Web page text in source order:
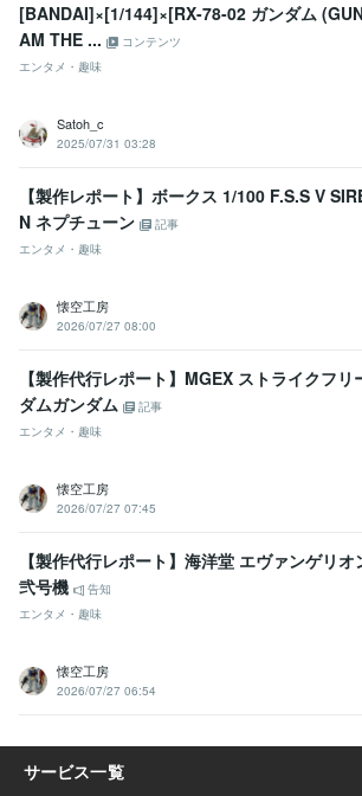
[BANDAI]×[1/144]×[RX-78-02 ガンダム
AM THE ...
コンテンツ
エンタメ・趣味
Satoh_c
2025/07/31 03:28
【製作レポート】ボークス 1/100 F.S.S V
N ネプチューン
記事
エンタメ・趣味
懐空工房
2026/07/27 08:00
【製作代行レポート】MGEX ストライクフリ
ダムガンダム
記事
エンタメ・趣味
懐空工房
2026/07/27 07:45
【製作代行レポート】海洋堂 エヴァンゲリオ
弐号機
告知
エンタメ・趣味
懐空工房
2026/07/27 06:54